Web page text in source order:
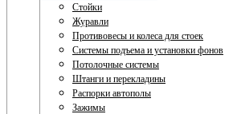
Стойки
Журавли
Противовесы и колеса для стоек
Системы подъема и установки фонов
Потолочные системы
Штанги и перекладины
Распорки автополы
Зажимы